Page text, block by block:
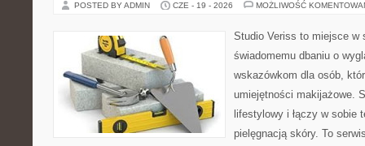
POSTED BY ADMIN CZE - 19 - 2026 MOŻLIWOŚĆ
Studio Veriss to miejsce w
świadomemu dbaniu o
wskazówkom dla osób,
umiejętności makijażowe.
lifestylowy i łączy w sobie
pielęgnacją skóry. To